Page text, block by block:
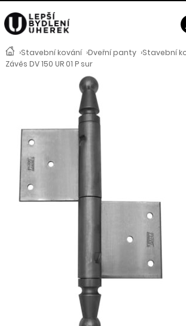
›Stavební kování ›Dveřní panty ›Stavební
Závěs DV 150 UR 01 P sur